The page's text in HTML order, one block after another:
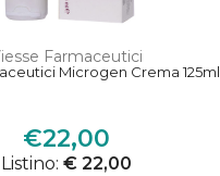
Farmaceutici
Microgen Crema 125ml
€22,00
Listino: € 22,00